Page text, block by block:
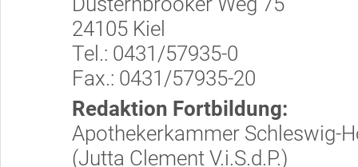
24105 Kiel
Tel.: 0431/57935-0
Fax.: 0431/57935-20
Redaktion Fortbildung:
Apothekerkammer Schleswig-
(Jutta Clement V.i.S.d.P.)